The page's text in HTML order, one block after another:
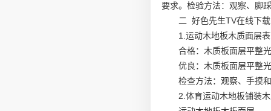
要求。检验方法：观察、脚
二 好色先生TV在线下
1.运动木地板木质面层
合格：木质板面层平整
优良：木质板面层平整
检查方法：观察、手摸
2.体育运动木地板铺装